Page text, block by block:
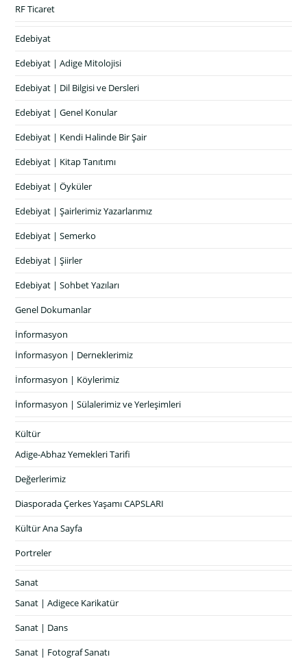
RF Ticaret
Edebiyat
Edebiyat | Adige Mitolojisi
Edebiyat | Dil Bilgisi ve Dersleri
Edebiyat | Genel Konular
Edebiyat | Kendi Halinde Bir Şair
Edebiyat | Kitap Tanıtımı
Edebiyat | Öyküler
Edebiyat | Şairlerimiz Yazarlarımız
Edebiyat | Semerko
Edebiyat | Şiirler
Edebiyat | Sohbet Yazıları
Genel Dokumanlar
İnformasyon
İnformasyon | Derneklerimiz
İnformasyon | Köylerimiz
İnformasyon | Sülalerimiz ve Yerleşimleri
Kültür
Adige-Abhaz Yemekleri Tarifi
Değerlerimiz
Diasporada Çerkes Yaşamı CAPSLARI
Kültür Ana Sayfa
Portreler
Sanat
Sanat | Adigece Karikatür
Sanat | Dans
Sanat | Fotograf Sanatı